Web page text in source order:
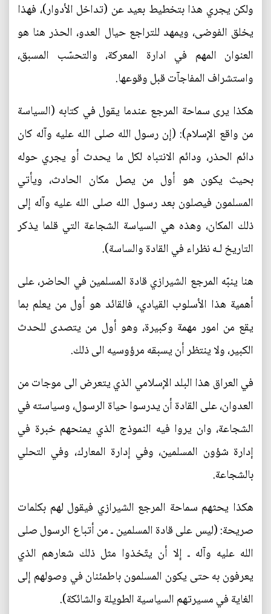
ولكن يجري هذا بتخطيط بعيد عن (تداخل الأدوار)، فهذا
يخلق الفوضى، ويمهد للتراجع حيال العدو، الحذر هنا هو
العنوان المهم في ادارة المعركة، والتحسّب المسبق،
واستشراف المفاجآت قبل وقوعها.
هكذا يرى سماحة المرجع عندما يقول في كتابه (السياسة
من واقع الإسلام): (إن رسول الله صلی الله عليه وآله كان
دائم الحذر، ودائم الانتباه لكل ما يحدث أو يجري حوله
بحيث يكون هو أول من يصل مكان الحادث، ويأتي
المسلمون فيصلون بعد رسول الله صلی الله عليه وآله إلى
ذلك المكان، وهذه هي السياسة الشجاعة التي قلما يذكر
التاريخ لـه نظراء في القادة والساسة).
هنا ينبّه المرجع الشيرازي قادة المسلمين في الحاضر، على
أهمية هذا الأسلوب القيادي، فالقائد هو أول من يعلم بما
يقع من امور مهمة وكبيرة، وهو أول من يتصدى للحدث
الكبير، ولا ينتظر أن يسبقه مرؤوسيه الى ذلك.
في العراق هذا البلد الإسلامي الذي يتعرض الى موجات من
العدوان، على القادة أن يدرسوا حياة الرسول، وسياسته في
الشجاعة، وان يروا فيه النموذج الذي يمنحهم خبرة في
إدارة شؤون المسلمين، وفي إدارة المعارك، وفي التحلي
بالشجاعة.
هكذا يحثهم سماحة المرجع الشيرازي فيقول لهم بكلمات
صريحة: (ليس على قادة المسلمين ـ من أتباع الرسول صلی
الله عليه وآله ـ إلا أن يتّخذوا مثل ذلك شعارهم الذي
يعرفون به حتى يكون المسلمون باطمئنان في وصولهم إلى
الغاية في مسيرتهم السياسية الطويلة والشائكة).